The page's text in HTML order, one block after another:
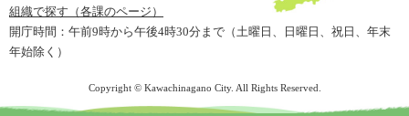
組織で探す（各課のページ）
開庁時間：午前9時から午後4時30分まで（土曜日、日曜日、祝日、年末
年始除く）
Copyright © Kawachinagano City. All Rights Reserved.